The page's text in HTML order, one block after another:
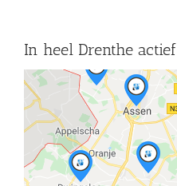
In heel Drenthe actief